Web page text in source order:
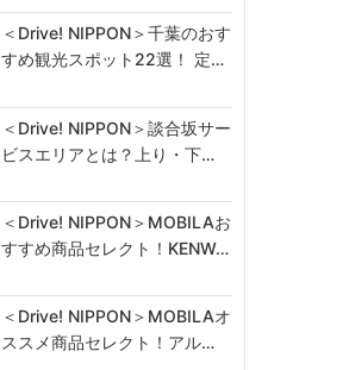
＜Drive! NIPPON＞千葉のおす
すめ観光スポット22選！ 定…
＜Drive! NIPPON＞談合坂サー
ビスエリアとは？上り・下…
＜Drive! NIPPON＞MOBILAお
すすめ商品セレクト！KENW…
＜Drive! NIPPON＞MOBILAオ
ススメ商品セレクト！アル…